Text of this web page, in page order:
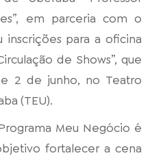
em parceria com o
inscrições para a oficina
de Shows”, que
2 de junho, no Teatro
(TEU).
Meu Negócio é
fortalecer a cena